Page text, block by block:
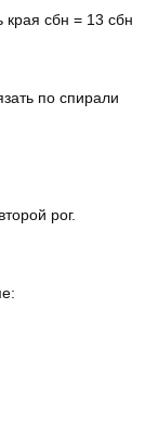
края сбн = 13 сбн
по спирали
рог.